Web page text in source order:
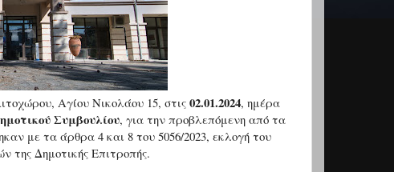
Αγίου Νικολάου 15, στις 02.01.2024, ημέρα
Συμβουλίου, για την προβλεπόμενη από τα
με τα άρθρα 4 και 8 του 5056/2023, εκλογή του
της Δημοτικής Επιτροπής.